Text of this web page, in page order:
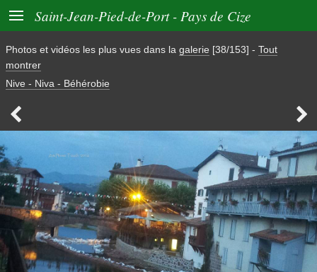
 Saint-Jean-Pied-de-Port - Pays de Cize
Photos et vidéos les plus vues dans la galerie [38/153] - Tout
montrer
Nive - Niva - Béhérobie
 